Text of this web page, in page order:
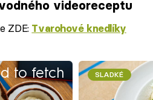
videoreceptu
ZDE: Tvarohové knedlíky
to fetch SLADKÉ